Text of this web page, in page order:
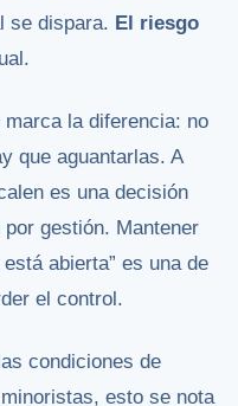
se dispara. El riesgo
la diferencia: no
que aguantarlas. A
es una decisión
gestión. Mantener
abierta” es una de
el control.
condiciones de
esto se nota